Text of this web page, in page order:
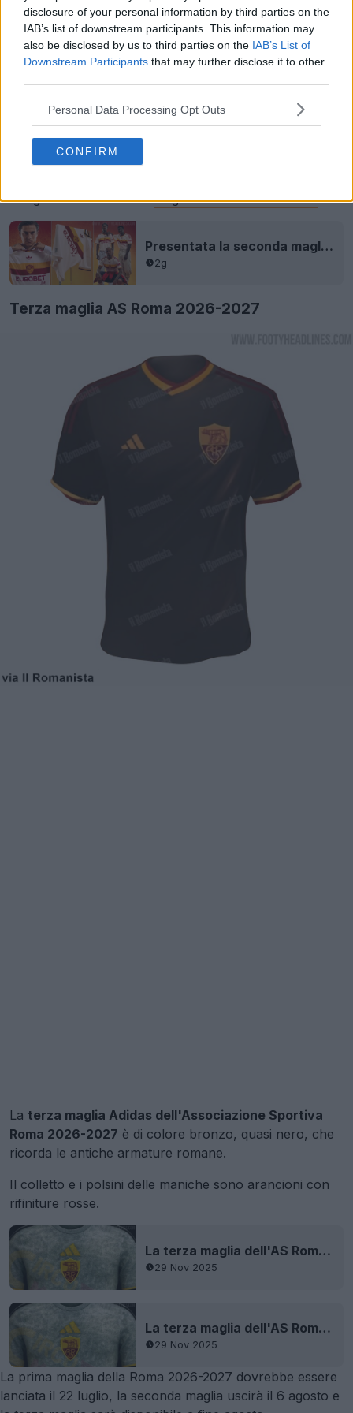
disclosure of your personal information by third parties on the
IAB’s list of downstream participants. This information may
also be disclosed by us to third parties on the IAB’s List of
Downstream Participants that may further disclose it to other
Personal Data Processing Opt Outs
CONFIRM
La maglia da trasferta Adidas dell'AS Roma 2026-
2027avrà una base "ecru", una tonalità di marrone
chiaro molto simile al bianco sporco. Questa tonalità
era già stata usata sullamaglia da trasferta 2023-24.
Presentata la seconda maglia dell’AS Roma 26-27
2g
Terza maglia AS Roma 2026-2027
La terza maglia Adidas dell'Associazione Sportiva
Roma 2026-2027 è di colore bronzo, quasi nero, che
ricorda le antiche armature romane.
Il colletto e i polsini delle maniche sono arancioni con
rifiniture rosse.
La terza maglia dell'AS Roma 26-27 è stata oggetto di filtrazione
29 Nov 2025
La terza maglia dell'AS Roma 26-27 è stata oggetto di filtrazione
29 Nov 2025
La prima maglia della Roma 2026-2027 dovrebbe essere
lanciata il 22 luglio, la seconda maglia uscirà il 6 agosto e